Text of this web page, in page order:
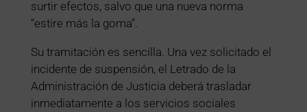
surtir efectos, salvo que una nueva norma
“estire más la goma”.
Su tramitación es sencilla. Una vez solicitado el
incidente de suspensión, el Letrado de la
Administración de Justicia deberá trasladar
inmediatamente a los servicios sociales